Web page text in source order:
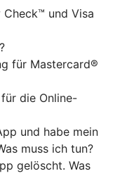
und Visa
für Mastercard®
die Online-
und habe mein
muss ich tun?
gelöscht. Was